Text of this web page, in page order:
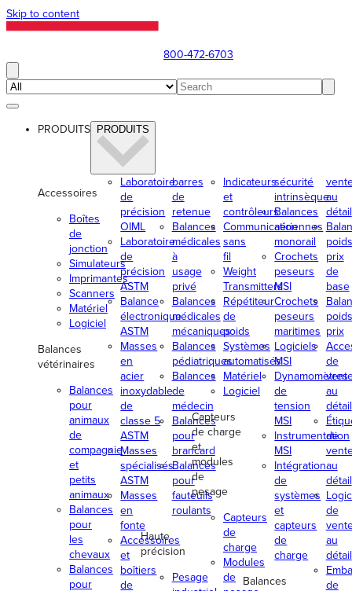
Skip to content
800-472-6703
PRODUITS PRODUITS
Accessoires
Boîtes
de
jonction
Simulateurs
Imprimantes
Scanners
Matériel
Logiciel
Balances
vétérinaires
Balances
pour
animaux
de
compagnie
et
petits
animaux
Balances
pour
les
chevaux
Balances
pour
Laboratoire
de
précision
OIML
Laboratoire
de
précision
ASTM
Balance
électronique
ASTM
Masses
en
acier
inoxydable
de
classe 5
ASTM
Masses
spécialisés
ASTM
Masses
en
fonte
Accessoires
et
boîtiers
de
barres
de
retenue
Balances
médicales
à
usage
privé
Balances
médicales
mécaniques
Balances
pédiatriques
Balances
de
médecin
Balances
pour
brancard
Balances
pour
fauteuils
roulants
Haute
précision
Pesage
Indicateurs
et
contrôleurs
Communication
sans
fil
Weight
Transmitters
Répétiteur
de
poids
Systèmes
automatisés
Matériel
Logiciel
Capteurs
de charge
et
modules
de
pesage
Capteurs
de
charge
Modules
de
sécurité
intrinsèque
Balances
aériennes
monorail
Crochets
peseurs
MSI
Crochets
peseurs
maritimes
Logiciels
MSI
Dynamomètres
de
tension
MSI
Instrumentation
MSI
Intégration
de
systèmes
et
capteurs
de
charge
Balances
au
détail
prix
de
base
prix
de
au
détail
de
au
détail
de
au
détail
de